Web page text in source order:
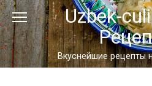
Перейти
к
контенту
Uzbek-
Вкуснейшие рецепты